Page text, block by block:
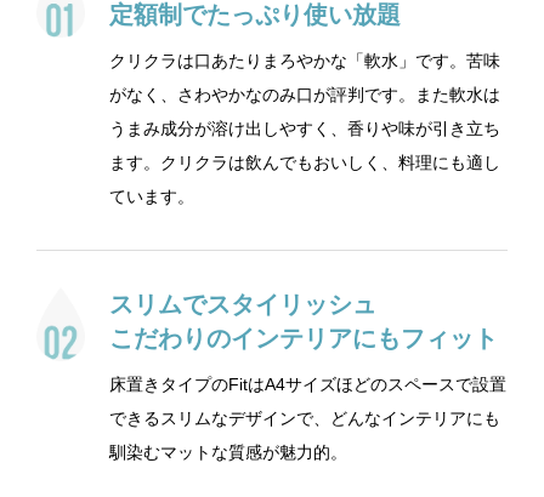
定額制でたっぷり使い放題
クリクラは口あたりまろやかな「軟水」です。苦味
がなく、さわやかなのみ口が評判です。また軟水は
うまみ成分が溶け出しやすく、香りや味が引き立ち
ます。クリクラは飲んでもおいしく、料理にも適し
ています。
スリムでスタイリッシュ
こだわりのインテリアにもフィット
床置きタイプのFitはA4サイズほどのスペースで設置
できるスリムなデザインで、どんなインテリアにも
馴染むマットな質感が魅力的。